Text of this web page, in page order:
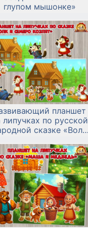
глупом мышонке»
планшет
липучках по русской
сказке «Волк